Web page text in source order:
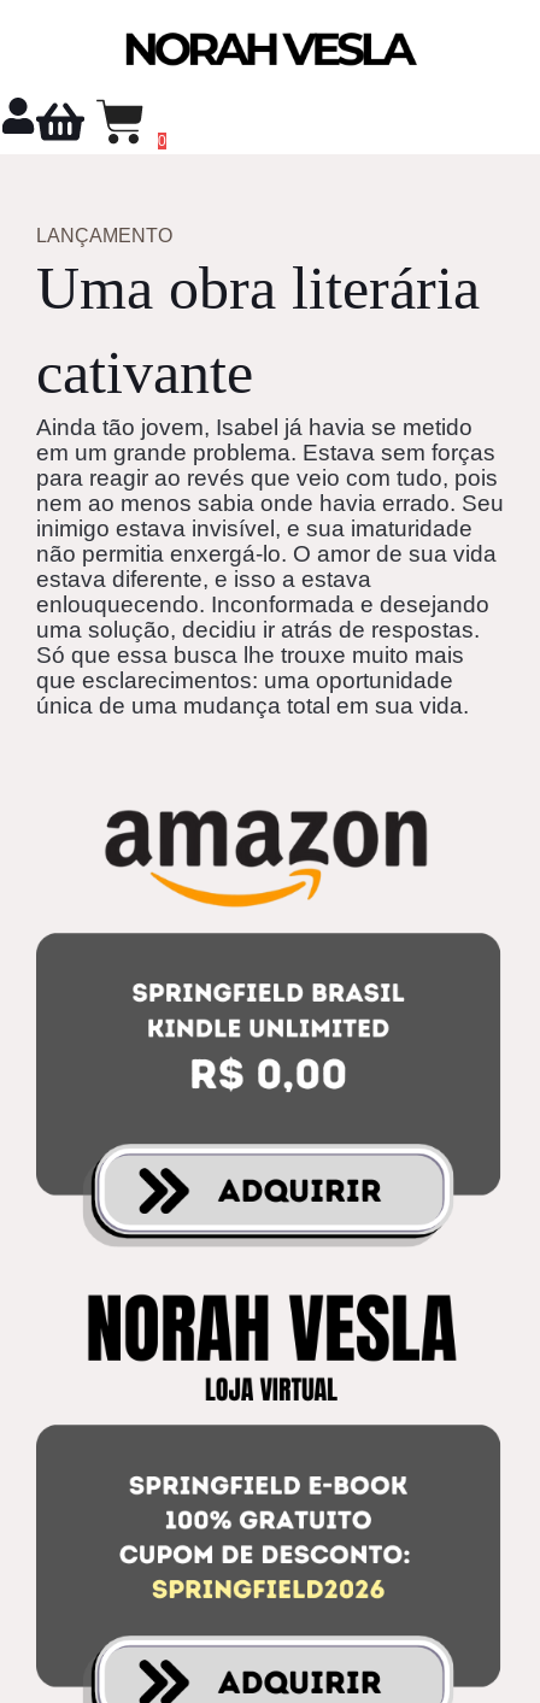
0
LANÇAMENTO
Uma obra literária
cativante
Ainda tão jovem, Isabel já havia se metido
em um grande problema. Estava sem forças
para reagir ao revés que veio com tudo, pois
nem ao menos sabia onde havia errado. Seu
inimigo estava invisível, e sua imaturidade
não permitia enxergá-lo. O amor de sua vida
estava diferente, e isso a estava
enlouquecendo. Inconformada e desejando
uma solução, decidiu ir atrás de respostas.
Só que essa busca lhe trouxe muito mais
que esclarecimentos: uma oportunidade
única de uma mudança total em sua vida.